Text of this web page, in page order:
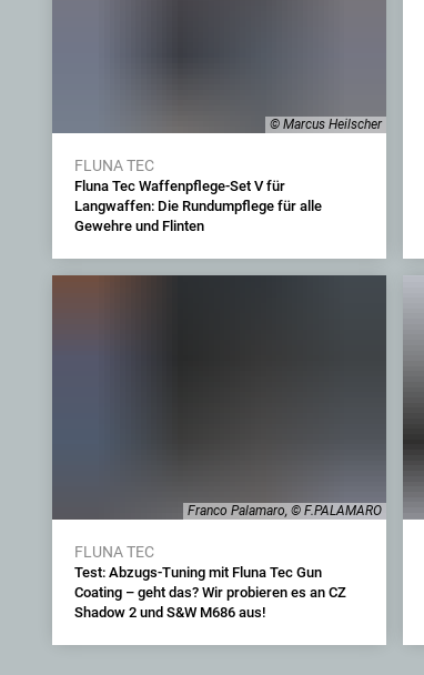
© Marcus Heilscher
FLUNA TEC
Fluna Tec Waffenpflege-Set V für
Langwaffen: Die Rundumpflege für alle
Gewehre und Flinten
Franco Palamaro, © F.PALAMARO
FLUNA TEC
Test: Abzugs-Tuning mit Fluna Tec Gun
Coating – geht das? Wir probieren es an CZ
Shadow 2 und S&W M686 aus!